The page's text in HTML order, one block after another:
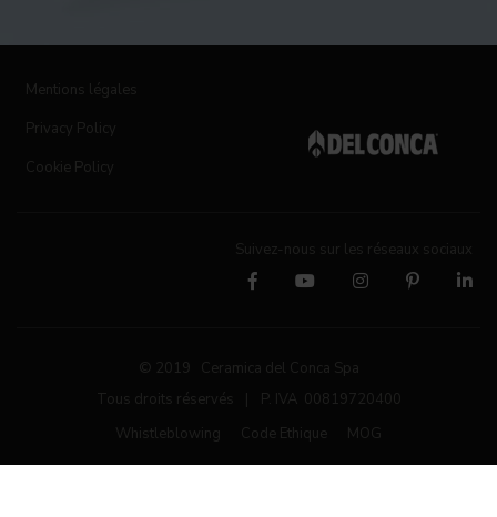
Mentions légales
Privacy Policy
Cookie Policy
Suivez-nous sur les réseaux sociaux
© 2019 Ceramica del Conca Spa
Tous droits réservés
P. IVA 00819720400
Whistleblowing
Code Ethique MOG